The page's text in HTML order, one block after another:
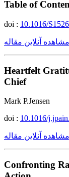
Table of
doi : 10.1016/
آنلاین مقاله
Heartfelt
Chief
Mark P.Jensen
doi : 10.1016/
آنلاین مقاله
Confronting